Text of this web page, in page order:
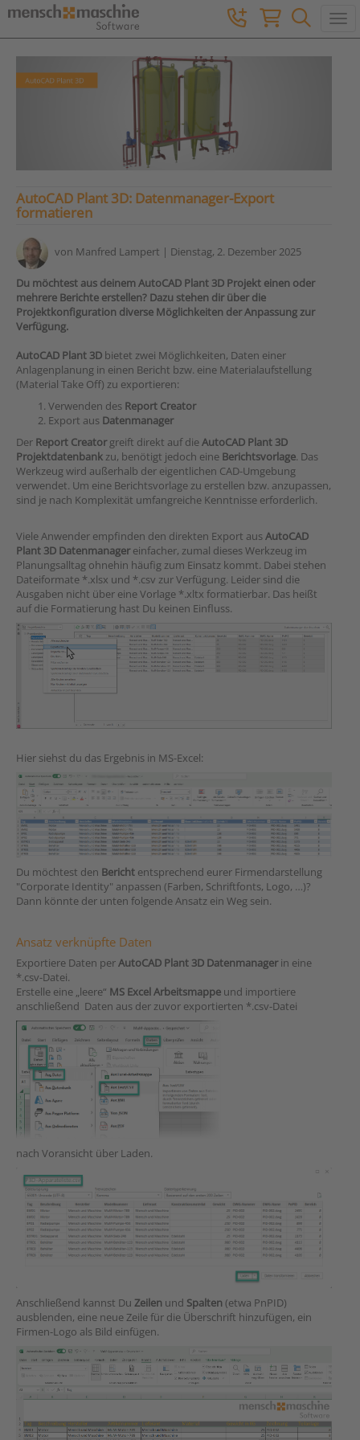
AutoCAD Plant 3D: Datenmanager-Export
formatieren
von Manfred Lampert | Dienstag, 2. Dezember 2025
Du möchtest aus deinem AutoCAD Plant 3D Projekt einen oder
mehrere Berichte erstellen? Dazu stehen dir über die
Projektkonfiguration diverse Möglichkeiten der Anpassung zur
Verfügung.
AutoCAD Plant 3D bietet zwei Möglichkeiten, Daten einer
Anlagenplanung in einen Bericht bzw. eine Materialaufstellung
(Material Take Off) zu exportieren:
Verwenden des Report Creator
Export aus Datenmanager
Der Report Creatorgreift direkt auf dieAutoCAD Plant 3D
Projektdatenbankzu, benötigt jedoch eine Berichtsvorlage. Das
Werkzeug wird außerhalb der eigentlichen CAD-Umgebung
verwendet. Um eine Berichtsvorlage zu erstellen bzw. anzupassen,
sind je nach Komplexität umfangreiche Kenntnisse erforderlich.
Viele Anwender empfinden den direkten Export ausAutoCAD
Plant 3D Datenmanagereinfacher, zumal dieses Werkzeug im
Planungsalltag ohnehin häufig zum Einsatz kommt. Dabei stehen
Dateiformate *.xlsx und *.csv zur Verfügung. Leider sind die
Ausgaben nicht über eine Vorlage *.xltx formatierbar. Das heißt
auf die Formatierung hast Du keinen Einfluss.
Hier siehst du das Ergebnis in MS-Excel:
Du möchtest den Bericht entsprechend eurer Firmendarstellung
"Corporate Identity" anpassen (Farben, Schriftfonts, Logo, …)?
Dann könnte der unten folgende Ansatz ein Weg sein.
Ansatz verknüpfte Daten
Exportiere Daten perAutoCAD Plant 3D Datenmanagerin eine
*.csv-Datei.
Erstelle eine „leere“ MS Excel Arbeitsmappe und importiere
anschließend Daten aus der zuvor exportierten *.csv-Datei
nach Voransicht über Laden.
Anschließend kannst Du Zeilen und Spalten (etwa PnPID)
ausblenden, eine neue Zeile für die Überschrift hinzufügen, ein
Firmen-Logo als Bild einfügen.